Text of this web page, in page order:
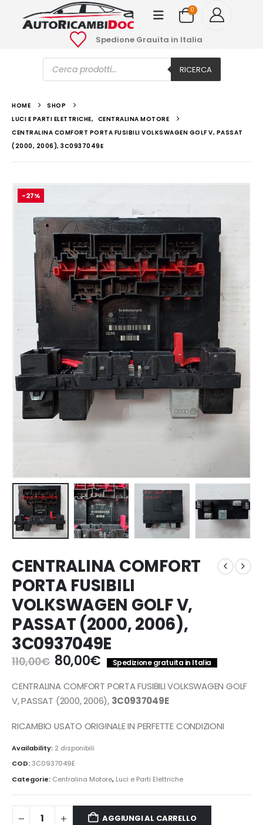
0
Spedione Grauita in Italia
Ricerca
prodotti RICERCA
HOME
SHOP
LUCI E PARTI ELETTRICHE, CENTRALINA MOTORE
CENTRALINA COMFORT PORTA FUSIBILI VOLKSWAGEN GOLF V, PASSAT
(2000, 2006), 3C0937049E
-27%
CENTRALINA COMFORT
PORTA FUSIBILI
VOLKSWAGEN GOLF V,
PASSAT (2000, 2006),
3C0937049E
110,00€ Il
prezzo
originale
era:
110,00€.
80,00€Il
prezzo
attuale
è:
80,00€.
Spedizione gratuita in Italia
CENTRALINA COMFORT PORTA FUSIBILI VOLKSWAGEN GOLF
V, PASSAT (2000, 2006), 3C0937049E
RICAMBIO USATO ORIGINALE IN PERFETTE CONDIZIONI
Availability: 2 disponibili
COD:3C0937049E
Categorie: Centralina Motore, Luci e Parti Elettriche
AGGIUNGI AL CARRELLO